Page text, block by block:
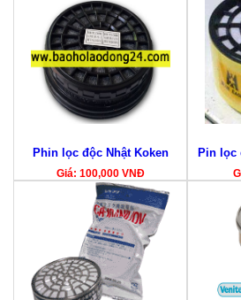
Phin lọc độc Nhật Koken
Giá: 100,000 VNĐ
Pin lọc